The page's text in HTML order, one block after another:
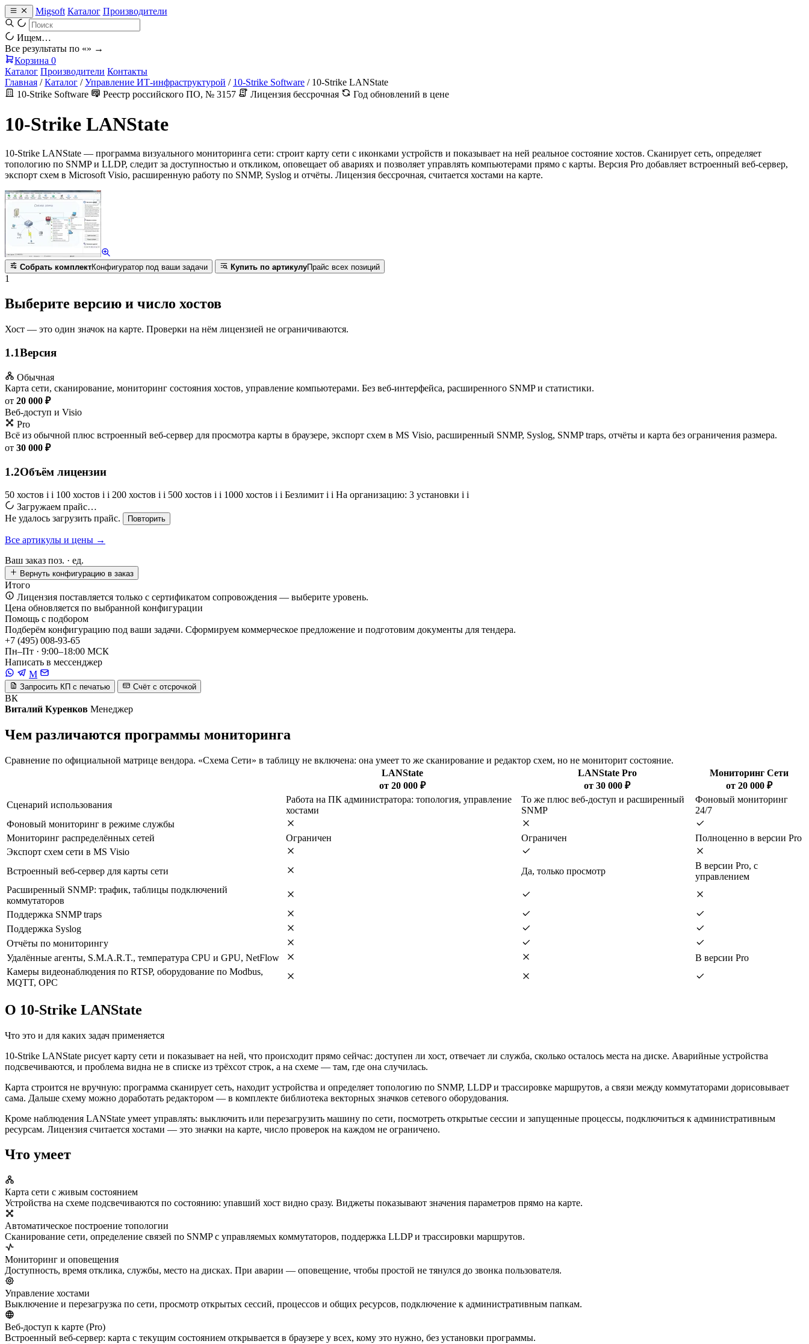
Migsoft Каталог Производители
Ищем…
Все результаты по «» →
Корзина 0
Каталог Производители Контакты
Главная / Каталог / Управление ИТ-инфраструктурой / 10-Strike Software / 10-Strike LANState
10-Strike Software
Реестр российского ПО, № 3157 Лицензия бессрочная Год обновлений в цене
10-Strike LANState
10-Strike LANState — программа визуального мониторинга сети: строит карту сети с иконками устройств и показывает на ней реальное состояние хостов. Сканирует сеть, определяет
топологию по SNMP и LLDP, следит за доступностью и откликом, оповещает об авариях и позволяет управлять компьютерами прямо с карты. Версия Pro добавляет встроенный веб-сервер,
экспорт схем в Microsoft Visio, расширенную работу по SNMP, Syslog и отчёты. Лицензия бессрочная, считается хостами на карте.
Собрать комплектКонфигуратор под ваши задачи Купить по артикулуПрайс всех позиций
1
Выберите версию и число хостов
Хост — это один значок на карте. Проверки на нём лицензией не ограничиваются.
1.1Версия
Обычная
Карта сети, сканирование, мониторинг состояния хостов, управление компьютерами. Без веб-интерфейса, расширенного SNMP и статистики.
от 20 000 ₽
Веб-доступ и Visio
Pro
Всё из обычной плюс встроенный веб-сервер для просмотра карты в браузере, экспорт схем в MS Visio, расширенный SNMP, Syslog, SNMP traps, отчёты и карта без ограничения размера.
от 30 000 ₽
1.2Объём лицензии
50 хостов i i 100 хостов i i 200 хостов i i 500 хостов i i 1000 хостов i i Безлимит i i На организацию: 3 установки i i
Загружаем прайс…
Не удалось загрузить прайс.
Повторить
Все артикулы и цены →
Ваш заказ поз. · ед.
Вернуть конфигурацию в заказ
Итого
Лицензия поставляется только с сертификатом сопровождения — выберите уровень.
Цена обновляется по выбранной конфигурации
Помощь с подбором
Подберём конфигурацию под ваши задачи. Сформируем коммерческое предложение и подготовим документы для тендера.
+7 (495) 008-93-65
Пн–Пт · 9:00–18:00 МСК
Написать в мессенджер
M
Запросить КП с печатью Счёт с отсрочкой
ВК
Виталий Куренков Менеджер
Чем различаются программы мониторинга
Сравнение по официальной матрице вендора. «Схема Сети» в таблицу не включена: она умеет то же сканирование и редактор схем, но не мониторит состояние.
LANState
от 20 000 ₽
LANState Pro
от 30 000 ₽
Мониторинг Сети
от 20 000 ₽
Сценарий использования
Работа на ПК администратора: топология, управление
хостами
То же плюс веб-доступ и расширенный
SNMP
Фоновый мониторинг
24/7
Фоновый мониторинг в режиме службы
Мониторинг распределённых сетей
Ограничен Ограничен
Полноценно в версии Pro
Экспорт схем сети в MS Visio
Встроенный веб-сервер для карты сети
Да, только просмотр
В версии Pro, с
управлением
Расширенный SNMP: трафик, таблицы подключений
коммутаторов
Поддержка SNMP traps
Поддержка Syslog
Отчёты по мониторингу
Удалённые агенты, S.M.A.R.T., температура CPU и GPU, NetFlow
В версии Pro
Камеры видеонаблюдения по RTSP, оборудование по Modbus,
MQTT, OPC
О 10-Strike LANState
Что это и для каких задач применяется
10-Strike LANState рисует карту сети и показывает на ней, что происходит прямо сейчас: доступен ли хост, отвечает ли служба, сколько осталось места на диске. Аварийные устройства
подсвечиваются, и проблема видна не в списке из трёхсот строк, а на схеме — там, где она случилась.
Карта строится не вручную: программа сканирует сеть, находит устройства и определяет топологию по SNMP, LLDP и трассировке маршрутов, а связи между коммутаторами дорисовывает
сама. Дальше схему можно доработать редактором — в комплекте библиотека векторных значков сетевого оборудования.
Кроме наблюдения LANState умеет управлять: выключить или перезагрузить машину по сети, посмотреть открытые сессии и запущенные процессы, подключиться к административным
ресурсам. Лицензия считается хостами — это значки на карте, число проверок на каждом не ограничено.
Что умеет
Карта сети с живым состоянием
Устройства на схеме подсвечиваются по состоянию: упавший хост видно сразу. Виджеты показывают значения параметров прямо на карте.
Автоматическое построение топологии
Сканирование сети, определение связей по SNMP с управляемых коммутаторов, поддержка LLDP и трассировки маршрутов.
Мониторинг и оповещения
Доступность, время отклика, службы, место на дисках. При аварии — оповещение, чтобы простой не тянулся до звонка пользователя.
Управление хостами
Выключение и перезагрузка по сети, просмотр открытых сессий, процессов и общих ресурсов, подключение к административным папкам.
Веб-доступ к карте (Pro)
Встроенный веб-сервер: карта с текущим состоянием открывается в браузере у всех, кому это нужно, без установки программы.